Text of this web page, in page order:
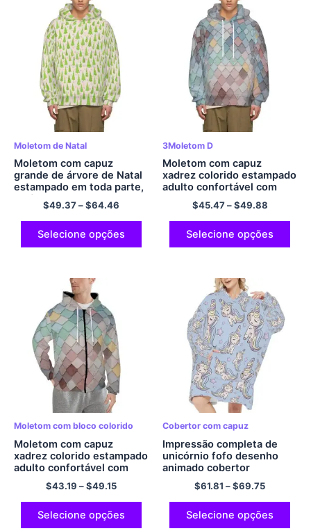
Moletom de Natal
Moletom com capuz
grande de árvore de Natal
estampado em toda parte,
pulôver com capuz,
moletom com capuz de
Natal tamanho UE,
moletom com capuz de
poliéster quente e macio
$49.37–$64.46
Selecione opções
3Moletom D
Moletom com capuz
xadrez colorido estampado
adulto confortável com
bolso de lã quente e macio
pulôver de poliéster com
capuz
$45.47–$49.88
Selecione opções
Moletom com bloco colorido
Moletom com capuz
xadrez colorido estampado
adulto confortável com
bolso de lã quente e macio
de poliéster com zíper
moletom com capuz
$43.19 –$49.15
Selecione opções
Cobertor com capuz
Impressão completa de
unicórnio fofo desenho
animado cobertor
dorminhoco com capuz de
flanela grande
$61.81 –$69.75
Selecione opções